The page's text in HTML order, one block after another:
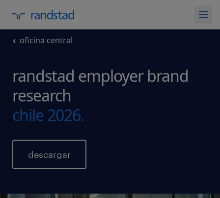
oficina central
randstad employer brand
research
chile 2026.
descargar